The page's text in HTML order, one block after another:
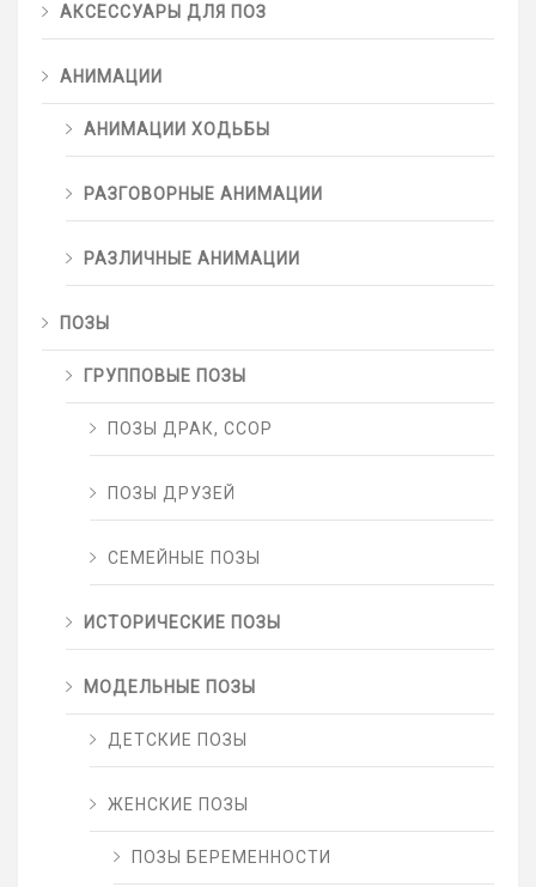
АКСЕССУАРЫ ДЛЯ ПОЗ
АНИМАЦИИ
АНИМАЦИИ ХОДЬБЫ
РАЗГОВОРНЫЕ АНИМАЦИИ
РАЗЛИЧНЫЕ АНИМАЦИИ
ПОЗЫ
ГРУППОВЫЕ ПОЗЫ
ПОЗЫ ДРАК, ССОР
ПОЗЫ ДРУЗЕЙ
СЕМЕЙНЫЕ ПОЗЫ
ИСТОРИЧЕСКИЕ ПОЗЫ
МОДЕЛЬНЫЕ ПОЗЫ
ДЕТСКИЕ ПОЗЫ
ЖЕНСКИЕ ПОЗЫ
ПОЗЫ БЕРЕМЕННОСТИ